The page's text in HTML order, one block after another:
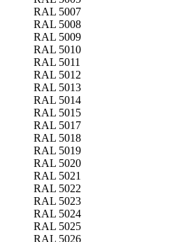
RAL 5007
RAL 5008
RAL 5009
RAL 5010
RAL 5011
RAL 5012
RAL 5013
RAL 5014
RAL 5015
RAL 5017
RAL 5018
RAL 5019
RAL 5020
RAL 5021
RAL 5022
RAL 5023
RAL 5024
RAL 5025
RAL 5026